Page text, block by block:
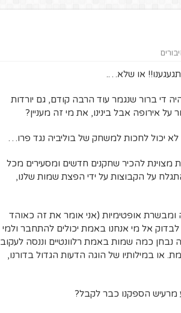
או שלא….
די ברור שנגמר עוד הרבה קודם, גם יורדות
אירופה אבל בינינו, את מי זה מעניין?
יכול לחכות למשחק של בוליביה נגד פרו…
מצוינת להכיר שחקנים חדשים ומסעירים מכל
על הקבוצות על ידי הפצת שמות שלנו,
אופטימיות (אני אומר את זה כאוהד
אל מי אנחנו באמת יכולים להתחבר ולמי
נבחן כמה שמות באמת רלוונטיים וננסה לעקוב
במילותיו של הוגה הדעות הגדול בדורנו,
מרעיש הספקנו כבר לקבל?